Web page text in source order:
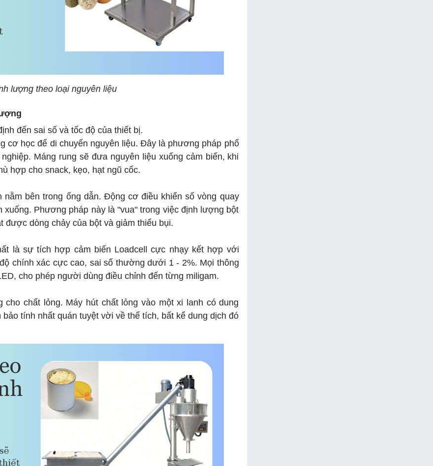
lượng theo loại nguyên liệu
đến sai số và tốc độ của thiết bị.
cơ học để di chuyển nguyên liệu. Đây là phương pháp phổ
Máng rung sẽ đưa nguyên liệu xuống cảm biến, khi
hợp cho snack, kẹo, hạt ngũ cốc.
nằm bên trong ống dẫn. Động cơ điều khiển số vòng quay
Phương pháp này là "vua" trong việc định lượng bột
được dòng chảy của bột và giảm thiểu bụi.
là sự tích hợp cảm biến Loadcell cực nhạy kết hợp với
chính xác cực cao, sai số thường dưới 1 - 2%. Mọi thông
cho phép người dùng điều chỉnh đến từng miligam.
cho chất lỏng. Máy hút chất lỏng vào một xi lanh có dung
tính nhất quán tuyệt vời về thể tích, bất kể dung dịch đó